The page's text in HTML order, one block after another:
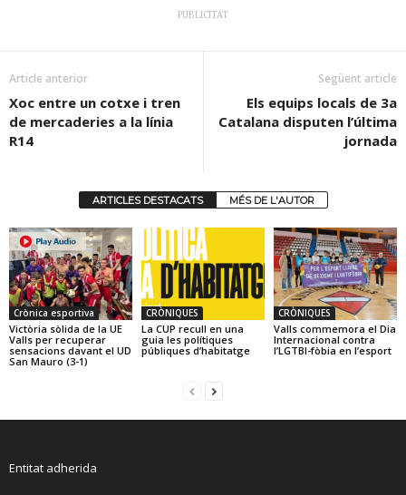
PUBLICITAT
Article anterior
Xoc entre un cotxe i tren
de mercaderies a la línia
R14
Següent article
Els equips locals de 3a
Catalana disputen l’última
jornada
ARTICLES DESTACATS MÉS DE L'AUTOR
Crònica esportiva
Victòria sòlida de la UE
Valls per recuperar
sensacions davant el UD
San Mauro (3-1)
CRÒNIQUES
La CUP recull en una
guia les polítiques
públiques d’habitatge
CRÒNIQUES
Valls commemora el Dia
Internacional contra
l’LGTBI-fòbia en l’esport
Entitat adherida